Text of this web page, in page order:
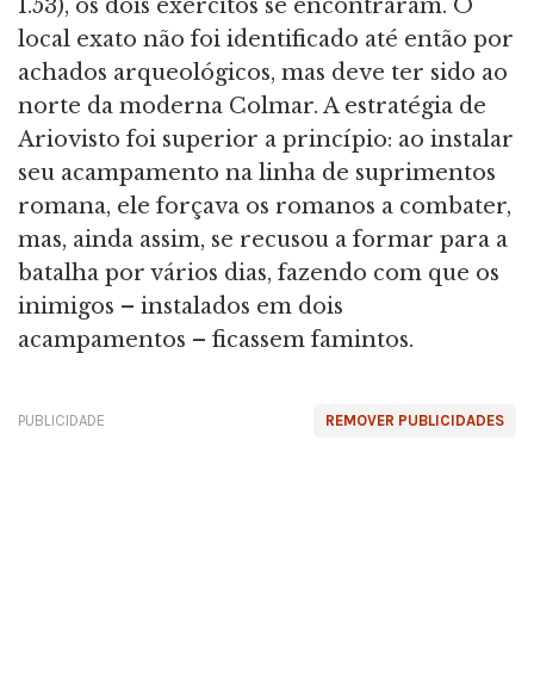
1.53), os dois exércitos se encontraram. O
local exato não foi identificado até então por
achados arqueológicos, mas deve ter sido ao
norte da moderna Colmar. A estratégia de
Ariovisto foi superior a princípio: ao instalar
seu acampamento na linha de suprimentos
romana, ele forçava os romanos a combater,
mas, ainda assim, se recusou a formar para a
batalha por vários dias, fazendo com que os
inimigos – instalados em dois
acampamentos – ficassem famintos.
REMOVER PUBLICIDADES
PUBLICIDADE